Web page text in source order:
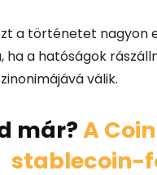
a történetet nagyon
ha a hatóságok
válik.
már?A
stablecoin-